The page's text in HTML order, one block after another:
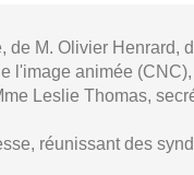
de M. Olivier Henrard,
l'image animée
Leslie Thomas,
réunissant des